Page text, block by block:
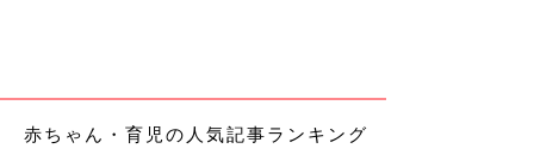
赤ちゃん・育児の人気記事ランキング